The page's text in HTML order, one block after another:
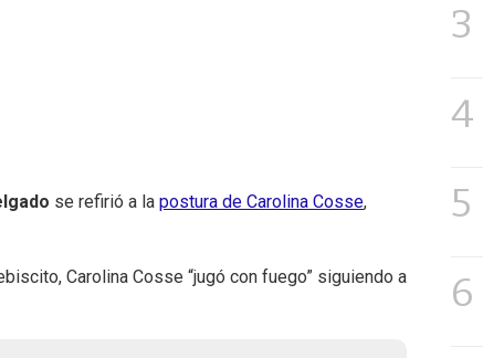
se refirió a la postura de Carolina Cosse,
Carolina Cosse “jugó con fuego” siguiendo a
3
4
5
6